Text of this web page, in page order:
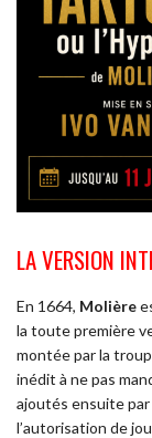
LA VERSION
En 1664, Molière
la toute première
montée par la
inédit à ne pas
ajoutés ensuite par
l’autorisation de